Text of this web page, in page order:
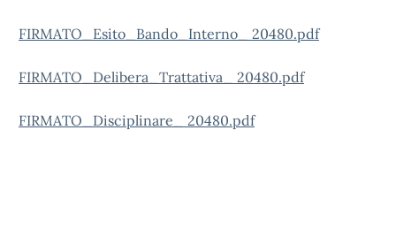
FIRMATO_Esito_Bando_Interno_ 20480.pdf
FIRMATO_Delibera_Trattativa_ 20480.pdf
FIRMATO_Disciplinare_ 20480.pdf